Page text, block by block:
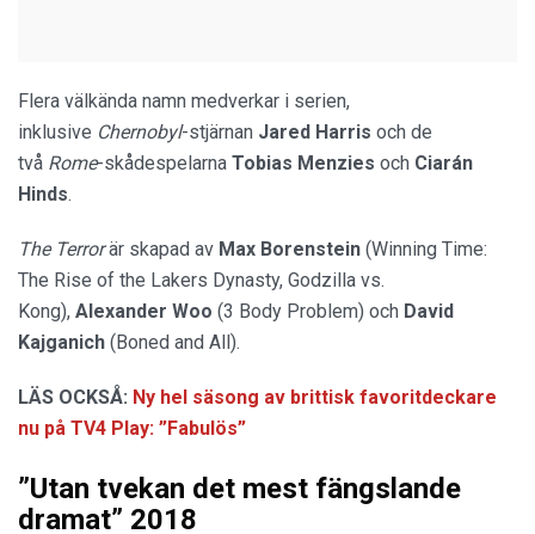
Flera välkända namn medverkar i serien,
inklusive Chernobyl-stjärnan Jared Harris och de
två Rome-skådespelarna Tobias Menzies och Ciarán
Hinds.
The Terrorär skapad av Max Borenstein (Winning Time:
The Rise of the Lakers Dynasty, Godzilla vs.
Kong), Alexander Woo (3 Body Problem) och David
Kajganich (Boned and All).
LÄS OCKSÅ: Ny hel säsong av brittisk favoritdeckare
nu på TV4 Play: ”Fabulös”
”Utan tvekan det mest fängslande
dramat” 2018